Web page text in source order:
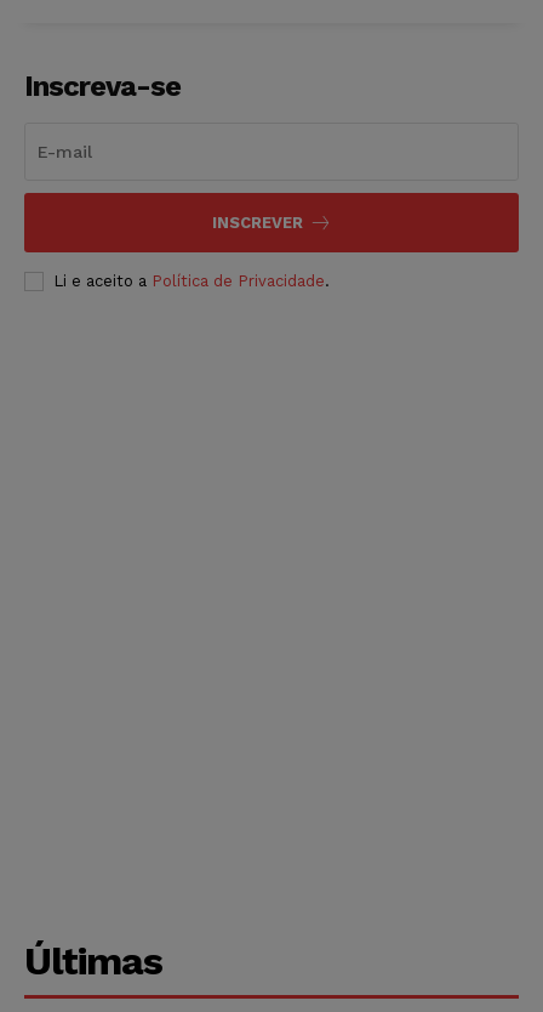
Inscreva-se
INSCREVER
Li e aceito a Política de Privacidade.
Últimas